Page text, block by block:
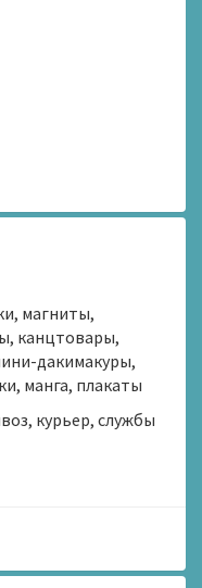
магниты,
канцтовары,
дакимакуры,
манга, плакаты
курьер, службы